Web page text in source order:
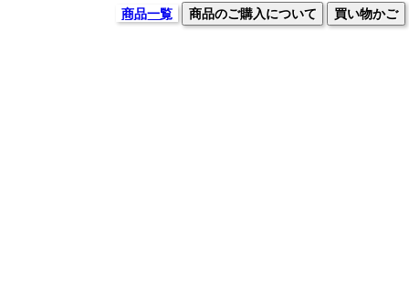
商品一覧 商品のご購入について 買い物かご